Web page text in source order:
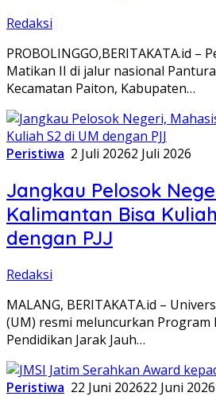
Redaksi
PROBOLINGGO,BERITAKATA.id –
Matikan II di jalur nasional
Kecamatan Paiton, Kabupaten…
Peristiwa 2 Juli 20262 Juli 2026
Jangkau Pelosok
Kalimantan Bisa
dengan PJJ
Redaksi
MALANG, BERITAKATA.id –
(UM) resmi meluncurkan Program
Pendidikan Jarak Jauh…
Peristiwa 22 Juni 202622 Juni 2026